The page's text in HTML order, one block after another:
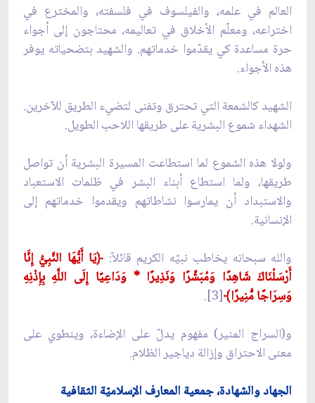
العالم في علمه، والفيلسوف في فلسفته، والمخترع في
اختراعه، ومعلّم الأخلاق في تعاليمه، محتاجون إلى أجواء
حرة مساعدة كي يقدّموا خدماتهم. والشهيد بتضحياته يوفر
هذه الأجواء.
الشهيد كالشمعة التي تحترق وتفنى لتضيء الطريق للآخرين.
الشهداء شموع البشرية على طريقها اللاحب الطويل.
ولولا هذه الشموع لما استطاعت المسيرة البشرية أن تواصل
طريقها، ولما استطاع أبناء البشر في ظلمات الاستعباد
والاستبداد أن يمارسوا نشاطاتهم ويقدموا خدماتهم إلى
الإنسانية.
والله سبحانه يخاطب نبيّه الكريم قائلاً: ﴿يَا أَيُّهَا النَّبِيُّ إِنَّا
أَرْسَلْنَاكَ شَاهِدًا وَمُبَشِّرًا وَنَذِيرًا * وَدَاعِيًا إِلَى اللَّهِ بِإِذْنِهِ
وَسِرَاجًا مُّنِيرًا﴾[3].
و(السراج المنير) مفهوم يدلّ على الإضاءة، وينطوي على
معنى الاحتراق وإزالة دياجير الظلام.
الجهاد والشهادة، جمعية المعارف الإسلاميّة الثقافية